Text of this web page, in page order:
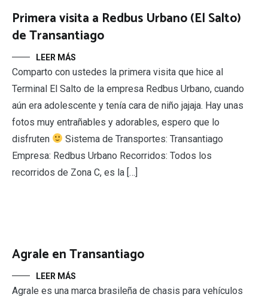
Primera visita a Redbus Urbano (El Salto)
de Transantiago
LEER MÁS
Comparto con ustedes la primera visita que hice al
Terminal El Salto de la empresa Redbus Urbano, cuando
aún era adolescente y tenía cara de niño jajaja. Hay unas
fotos muy entrañables y adorables, espero que lo
disfruten
Sistema de Transportes: Transantiago
Empresa: Redbus Urbano Recorridos: Todos los
recorridos de Zona C, es la […]
Agrale en Transantiago
LEER MÁS
Agrale es una marca brasileña de chasis para vehículos